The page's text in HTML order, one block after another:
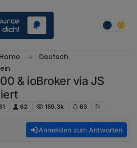
Deutsch
& ioBroker via JS
62 159.3k 63
Anmelden zum Antworten